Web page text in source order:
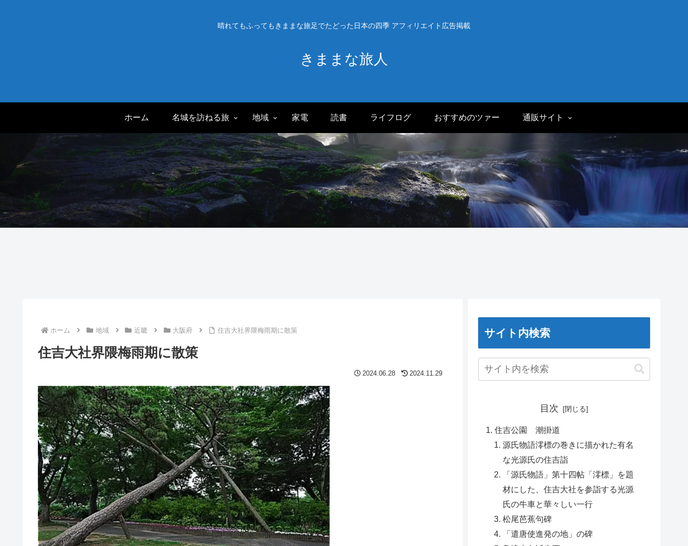
晴れてもふってもきままな旅足でたどった日本の四季 アフィリエイト広告掲載
きままな旅人
ホーム 名城を訪ねる旅 地域 家電 読書 ライフログ おすすめのツァー 通販サイト
ホーム 地域 近畿 大阪府 住吉大社界隈梅雨期に散策
住吉大社界隈梅雨期に散策
2024.06.28 2024.11.29
サイト内検索
目次
住吉公園 潮掛道
源氏物語澪標の巻きに描かれた有名
な光源氏の住吉詣
「源氏物語」第十四帖「澪標」を題
材にした、住吉大社を参詣する光源
氏の牛車と華々しい一行
松尾芭蕉句碑
「遣唐使進発の地」の碑